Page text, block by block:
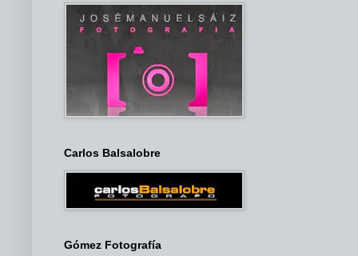
Carlos Balsalobre
Gómez Fotografía